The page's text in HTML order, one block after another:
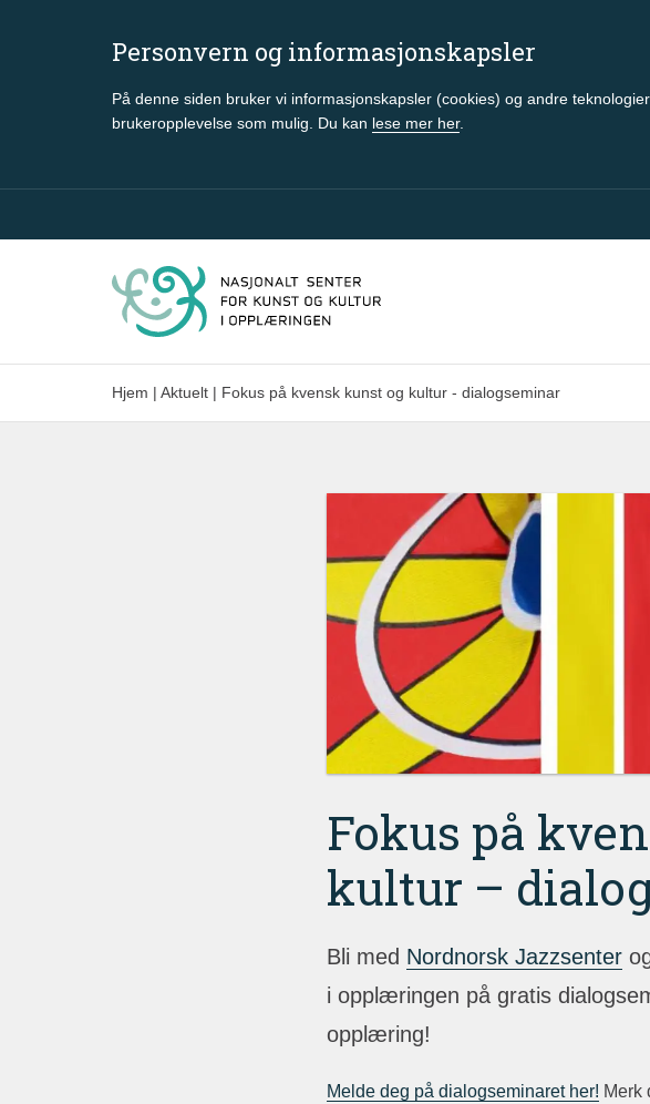
Personvern og informasjonskapsler
På denne siden bruker vi informasjonskapsler (cookies) og andre
brukeropplevelse som mulig. Du kan lese mer her.
Gå til hovedinnhold
Hjem | Aktuelt | Fokus på kvensk kunst og kultur - dialogseminar
Fokus på
kultur –
Bli med Nordnorsk Jazzsenter
i opplæringen på gratis
opplæring!
Melde deg på dialogseminaret her! Merk